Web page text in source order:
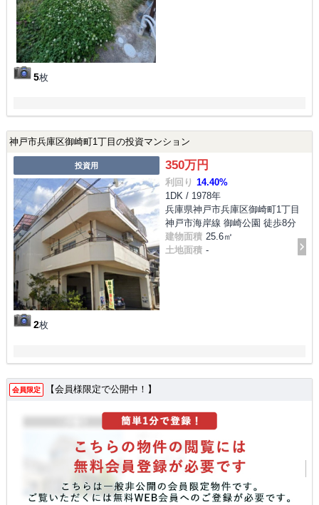
5枚
神戸市兵庫区御崎町1丁目の投資マンション
投資用
2枚
350万円
利回り 14.40%
1DK / 1978年
兵庫県神戸市兵庫区御崎町1丁目
神戸市海岸線 御崎公園 徒歩8分
建物面積 25.6㎡
土地面積 -
会員限定 【会員様限定で公開中！】